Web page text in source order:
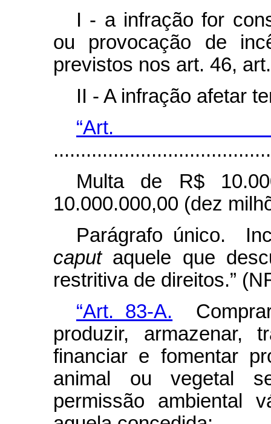
I - a infração for
ou provocação de
previstos nos art. 46,
II - A infração afetar
Multa de R$
10.000.000,00 (dez
Parágrafo único.
caput aquele que
restritiva de direitos.”
“Art. 83-A.
produzir, armazenar,
financiar e fomentar
animal ou vegetal
permissão ambiental